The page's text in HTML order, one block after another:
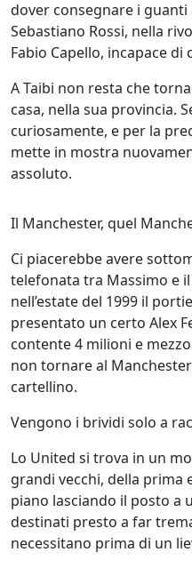
dover consegnare i guanti
Sebastiano Rossi, nella
Fabio Capello, incapace
A Taibi non resta che
casa, nella sua provincia.
curiosamente, e per la
mette in mostra
assoluto.
Il Manchester, quel
Ci piacerebbe avere
telefonata tra Massimo e
nell’estate del 1999 il
presentato un certo Alex
contente 4 milioni e
non tornare al
cartellino.
Vengono i brividi solo a
Lo United si trova in un
grandi vecchi, della prima
piano lasciando il posto a
destinati presto a far
necessitano prima di un